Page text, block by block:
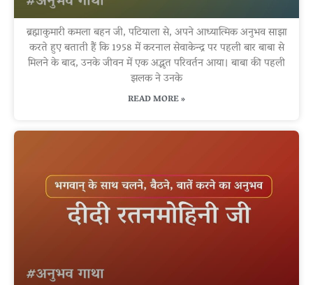
ब्रह्माकुमारी कमला बहन जी, पटियाला से, अपने आध्यात्मिक अनुभव साझा
करते हुए बताती हैं कि 1958 में करनाल सेवाकेन्द्र पर पहली बार बाबा से
मिलने के बाद, उनके जीवन में एक अद्भुत परिवर्तन आया। बाबा की पहली
झलक ने उनके
READ MORE »